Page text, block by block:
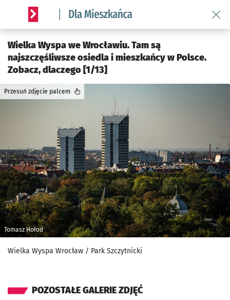
Serwis informacyjny wroclaw.pl podserwis: Dla mieszkańca
Wielka Wyspa we Wrocławiu. Tam są
najszczęśliwsze osiedla i mieszkańcy w Polsce.
Zobacz, dlaczego [1/13]
Tomasz Hołod
Przesuń zdjęcie palcem
Wielka Wyspa Wrocław / Park Szczytnicki
POZOSTAŁE GALERIE ZDJĘĆ